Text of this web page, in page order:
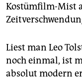
Kostümfilm-Mist
Liest man Leo
noch einmal, ist
absolut modern